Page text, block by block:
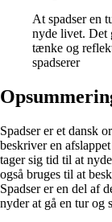
At spadser en
nyde livet. Det
tænke og
spadserer
Spadser er et dansk
beskriver en
tager sig tid til at
også bruges til at
Spadser er en del af
nyder at gå en tur og